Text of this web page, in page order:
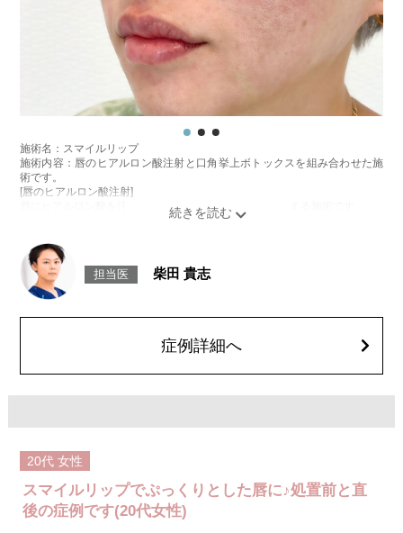
施術名：スマイルリップ
施術内容：唇のヒアルロン酸注射と口角挙上ボトックスを組み合わせた施
術です。
[唇のヒアルロン酸注射]
唇にヒアルロン酸を注入し、ボリュームやバランスを整える施術です。
注入し、筋肉の動きを抑制し、口角を上げる施術です。
施術時間：約15～20分程
リスク、副作用：腫れ、赤み、内出血、痛み、突っ張り感などが生じるこ
とがございます。また、稀にアレルギー、細菌感染症、頭痛などが生じる
ほどお控えください。ボトックス注入後は男性は3か月、女性は2か月避妊
費用：レスチレン 68,900円(税込)
オプション：表面麻酔 3,300円(税込) 笑気麻酔 3,300円(税込)
担当医 柴田 貴志
症例詳細へ
20代 女性
スマイルリップでぷっくりとした唇に♪処置前と直
後の症例です(20代女性)